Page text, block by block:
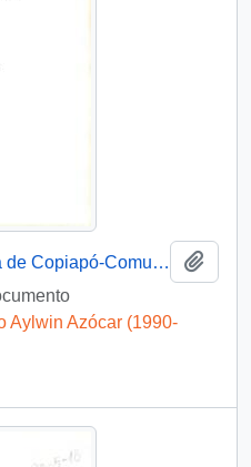
[Antecedentes de Provincia de Copiapó-Comuna de Copiapó, Caldera. Tierra Amarilla].
Aylwin Azócar (1990-